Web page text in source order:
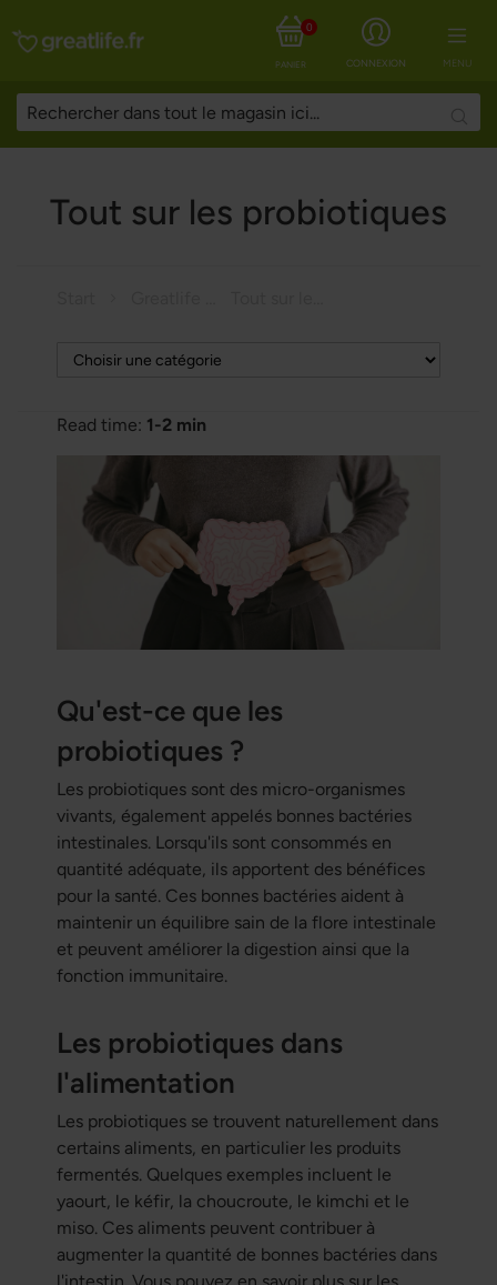
MENU
CONNEXION
PANIER
0
Tout sur les probiotiques
Read time: 1-2 min
Qu'est-ce que les
probiotiques ?
Les probiotiques sont des micro-organismes
vivants, également appelés bonnes bactéries
intestinales. Lorsqu'ils sont consommés en
quantité adéquate, ils apportent des bénéfices
pour la santé. Ces bonnes bactéries aident à
maintenir un équilibre sain de la flore intestinale
et peuvent améliorer la digestion ainsi que la
fonction immunitaire.
Les probiotiques dans
l'alimentation
Les probiotiques se trouvent naturellement dans
certains aliments, en particulier les produits
fermentés. Quelques exemples incluent le
yaourt, le kéfir, la choucroute, le kimchi et le
miso. Ces aliments peuvent contribuer à
augmenter la quantité de bonnes bactéries dans